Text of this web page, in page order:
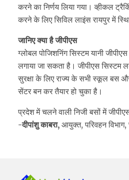
करने का निर्णय लिया गया। व्हीकल
करने के लिए सिविल लाइंस रायपुर में
जानिए क्या है जीपीएस
ग्लोबल पोजिशनिंग सिस्टम यानी
लगाया जा सकता है। जीपीएस
सुरक्षा के लिए राज्य के सभी स्कूल बस
सेंटर बन कर तैयार हो चुका है।
प्रदेश में चलने वाली निजी बसों में
-दीपांशु काबरा, आयुक्त, परिवहन विभाग,